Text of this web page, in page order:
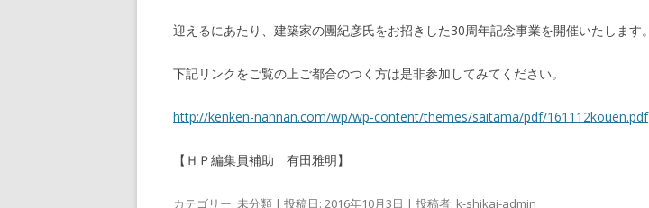
迎えるにあたり、建築家の團紀彦氏をお招きした30周年記念事業を開催いたします。
下記リンクをご覧の上ご都合のつく方は是非参加してみてください。
http://kenken-nannan.com/wp/wp-content/themes/saitama/pdf/161112kouen.pdf
【ＨＰ編集員補助 有田雅明】
カテゴリー: 未分類 | 投稿日: 2016年10月3日 | 投稿者: k-shikai-admin